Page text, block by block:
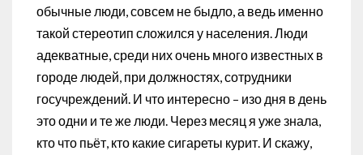
обычные люди, совсем не быдло, а ведь именно
такой стереотип сложился у населения. Люди
адекватные, среди них очень много известных в
городе людей, при должностях, сотрудники
госучреждений. И что интересно – изо дня в день
это одни и те же люди. Через месяц я уже знала,
кто что пьёт, кто какие сигареты курит. И скажу,